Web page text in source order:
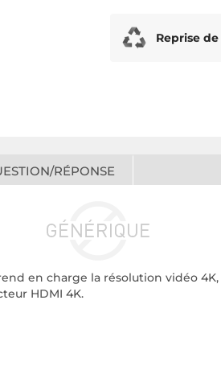
Reprise
RÉPONSE
en charge la résolution vidéo
HDMI 4K.